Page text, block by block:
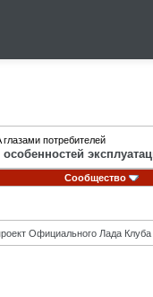
глазами потребителей
Сообщество
Официального Лада